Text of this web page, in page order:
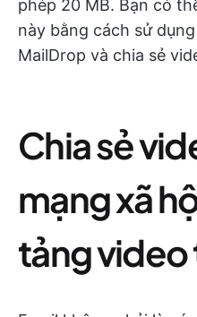
phép 20 MB. Bạn có
này bằng cách sử
MailDrop và chia sẻ
Chia sẻ
mạng xã
tảng